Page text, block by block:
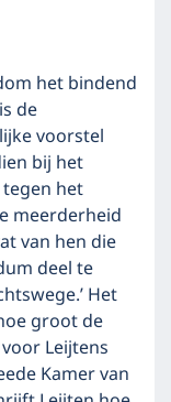
het bindend
de
voorstel
bij het
het
meerderheid
van hen die
deel te
Het
groot de
Leijtens
Kamer van